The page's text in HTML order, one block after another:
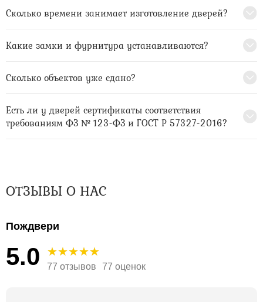
Сколько времени занимает изготовление дверей?
Какие замки и фурнитура устанавливаются?
Сколько объектов уже сдано?
Есть ли у дверей сертификаты соответствия
требованиям ФЗ № 123-ФЗ и ГОСТ Р 57327-2016?
ОТЗЫВЫ О НАС
Пождвери
5.0 77 отзывов 77 оценок